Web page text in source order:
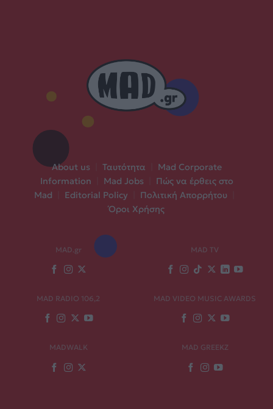
About us Ταυτότητα
Mad Corporate
Information
Mad Jobs
Πώς να έρθεις στο
Mad
Editorial Policy Πολιτική Απορρήτου
Όροι Χρήσης
MAD.gr MAD TV
MAD RADIO 106,2 MAD VIDEO MUSIC AWARDS
MADWALK MAD GREEKZ